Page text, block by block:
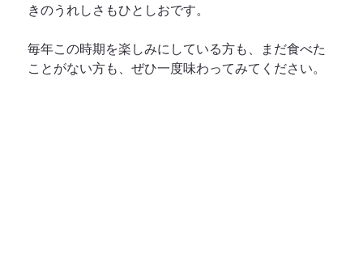
きのうれしさもひとしおです。
毎年この時期を楽しみにしている方も、まだ食べた
ことがない方も、ぜひ一度味わってみてください。